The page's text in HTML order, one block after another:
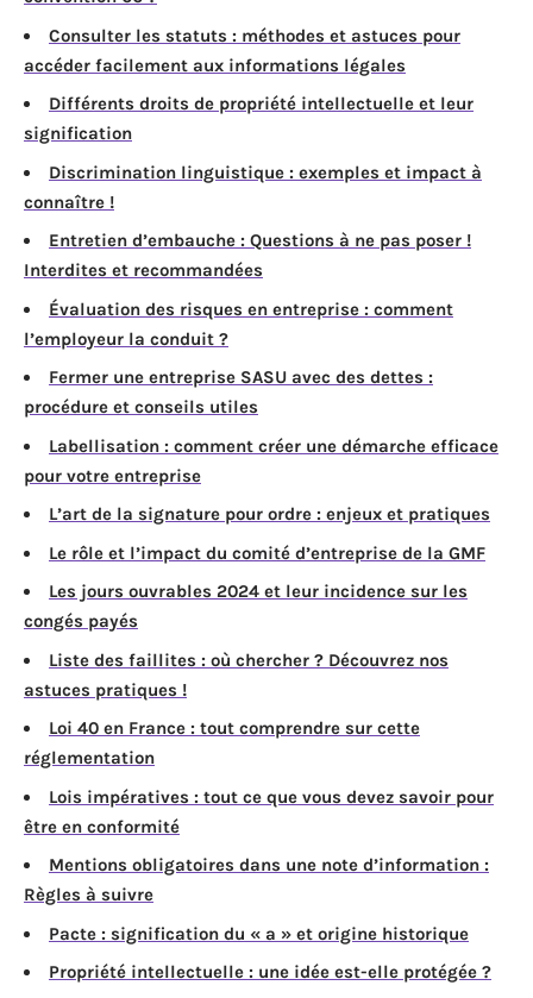
Consulter les statuts : méthodes et astuces pour
accéder facilement aux informations légales
Différents droits de propriété intellectuelle et leur
signification
Discrimination linguistique : exemples et impact à
connaître !
Entretien d’embauche : Questions à ne pas poser !
Interdites et recommandées
Évaluation des risques en entreprise : comment
l’employeur la conduit ?
Fermer une entreprise SASU avec des dettes :
procédure et conseils utiles
Labellisation : comment créer une démarche efficace
pour votre entreprise
L’art de la signature pour ordre : enjeux et pratiques
Le rôle et l’impact du comité d’entreprise de la GMF
Les jours ouvrables 2024 et leur incidence sur les
congés payés
Liste des faillites : où chercher ? Découvrez nos
astuces pratiques !
Loi 40 en France : tout comprendre sur cette
réglementation
Lois impératives : tout ce que vous devez savoir pour
être en conformité
Mentions obligatoires dans une note d’information :
Règles à suivre
Pacte : signification du « a » et origine historique
Propriété intellectuelle : une idée est-elle protégée ?